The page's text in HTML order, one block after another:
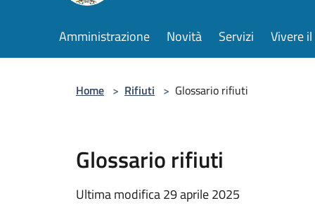
Amministrazione Novità Servizi Vivere
Home > Rifiuti > Glossario rifiuti
Glossario rifiuti
Ultima modifica 29 aprile 2025